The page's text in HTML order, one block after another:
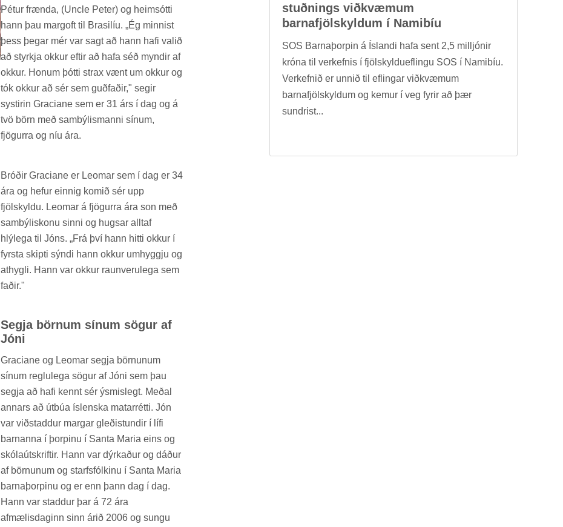
Pét­ur frænda, (Uncle Peter) og heim­sótti
hann þau margoft til Bras­il­íu. „Ég minn­ist
þess þeg­ar mér var sagt að hann hafi val­ið
að styrkja okk­ur eft­ir að hafa séð mynd­ir af
okk­ur. Hon­um þótti strax vænt um okk­ur og
tók okk­ur að sér sem guð­fað­ir," seg­ir
syst­ir­in Gracia­ne sem er 31 árs í dag og á
tvö börn með sam­býl­is­manni sín­um,
fjög­urra og níu ára.
Bróð­ir Gracia­ne er Leom­ar sem í dag er 34
ára og hef­ur einnig kom­ið sér upp
fjöl­skyldu. Leom­ar á fjög­urra ára son með
sam­býl­is­konu sinni og hugs­ar alltaf
hlý­lega til Jóns. „Frá því hann hitti okk­ur í
fyrsta skipti sýndi hann okk­ur um­hyggju og
at­hygli. Hann var okk­ur raun­veru­lega sem
fað­ir."
Segja börn­um sín­um sög­ur af
Jóni
Gracia­ne og Leom­ar segja börn­un­um
sín­um reglu­lega sög­ur af Jóni sem þau
segja að hafi kennt sér ýsmis­legt. Með­al
ann­ars að út­búa ís­lenska mat­ar­rétti. Jón
var við­stadd­ur marg­ar gleði­stund­ir í lífi
barn­anna í þorp­inu í Santa Maria eins og
skóla­út­skrift­ir. Hann var dýrk­að­ur og dáð­ur
af börn­un­um og starfs­fólk­inu í Santa Maria
barna­þorp­inu og er enn þann dag í dag.
Hann var stadd­ur þar á 72 ára
af­mæl­is­dag­inn sinn árið 2006 og sungu
stuðn­ings við­kvæm­um
barna­fjöl­skyld­um í Namib­íu
SOS Barna­þorp­in á Ís­landi hafa sent 2,5 millj­ón­ir
króna til verk­efn­is í fjöl­skyldu­efl­ingu SOS í Namib­íu.
Verk­efn­ið er unn­ið til efl­ing­ar við­kvæm­um
barna­fjöl­skyld­um og kem­ur í veg fyr­ir að þær
sundrist...